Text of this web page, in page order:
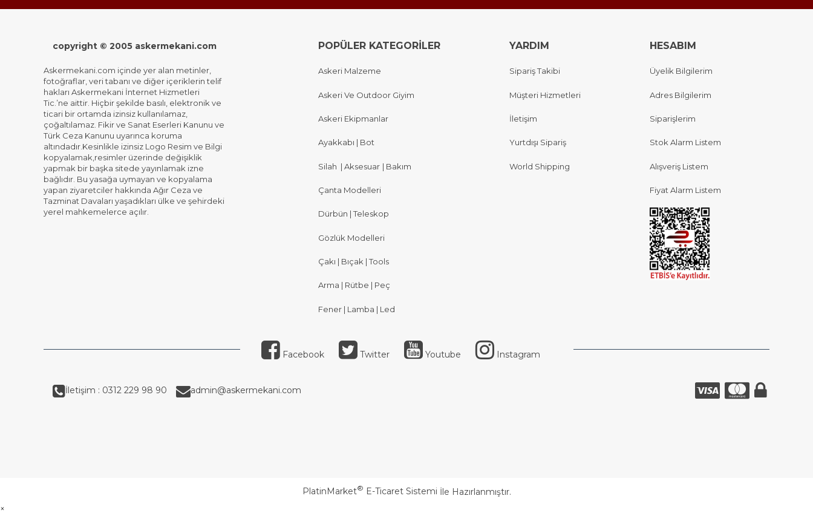
copyright © 2005 askermekani.com
Askermekani.com içinde yer alan metinler,
fotoğraflar, veri tabanı ve diğer içeriklerin telif
hakları Askermekani İnternet Hizmetleri
Tic.’ne aittir. Hiçbir şekilde basılı, elektronik ve
ticari bir ortamda izinsiz kullanılamaz,
çoğaltılamaz. Fikir ve Sanat Eserleri Kanunu ve
Türk Ceza Kanunu uyarınca koruma
altındadır.Kesinlikle izinsiz Logo Resim ve Bilgi
kopyalamak,resimler üzerinde değişiklik
yapmak bir başka sitede yayınlamak izne
bağlıdır. Bu yasağa uymayan ve kopyalama
yapan ziyaretciler hakkında Ağır Ceza ve
Tazminat Davaları yaşadıkları ülke ve şehirdeki
yerel mahkemelerce açılır.
POPÜLER KATEGORİLER
Askeri Malzeme
Askeri Ve Outdoor Giyim
Askeri Ekipmanlar
Ayakkabı | Bot
Silah | Aksesuar | Bakım
Çanta Modelleri
Dürbün | Teleskop
Gözlük Modelleri
Çakı | Bıçak | Tools
Arma | Rütbe | Peç
Fener | Lamba | Led
YARDIM
Sipariş Takibi
Müşteri Hizmetleri
İletişim
Yurtdışı Sipariş
World Shipping
HESABIM
Üyelik Bilgilerim
Adres Bilgilerim
Siparişlerim
Stok Alarm Listem
Alışveriş Listem
Fiyat Alarm Listem
Facebook Twitter Youtube Instagram
İletişim : 0312 229 98 90 admin@askermekani.com
PlatinMarket® E-Ticaret Sistemi İle Hazırlanmıştır.
×